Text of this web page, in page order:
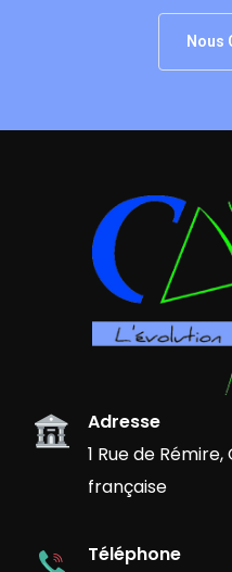
Nous
Adresse
1 Rue de
française
Téléphone